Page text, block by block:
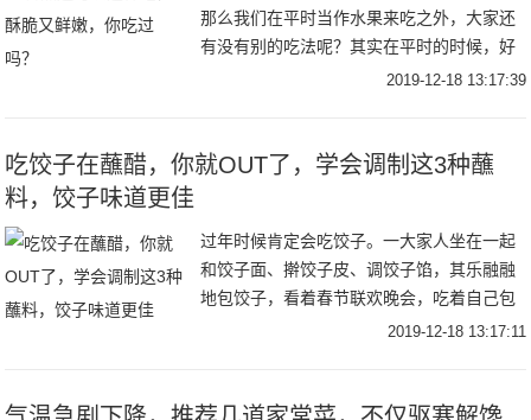
那么我们在平时当作水果来吃之外，大家还
有没有别的吃法呢？其实在平时的时候，好
多人也会在做奶昔或者是其他东西的时候，
2019-12-18 13:17:39
吃饺子在蘸醋，你就OUT了，学会调制这3种蘸
料，饺子味道更佳
过年时候肯定会吃饺子。一大家人坐在一起
和饺子面、擀饺子皮、调饺子馅，其乐融融
地包饺子，看着春节联欢晚会，吃着自己包
的饺子，别提是多幸福的一件事情了。对于
2019-12-18 13:17:11